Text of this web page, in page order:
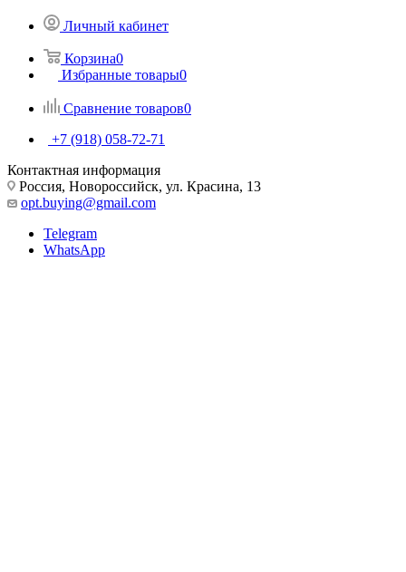
Личный кабинет
Корзина0
Избранные товары0
Сравнение товаров0
+7 (918) 058-72-71
Контактная информация
Россия, Новороссийск, ул. Красина, 13
opt.buying@gmail.com
Telegram
WhatsApp